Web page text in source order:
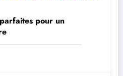
pour un